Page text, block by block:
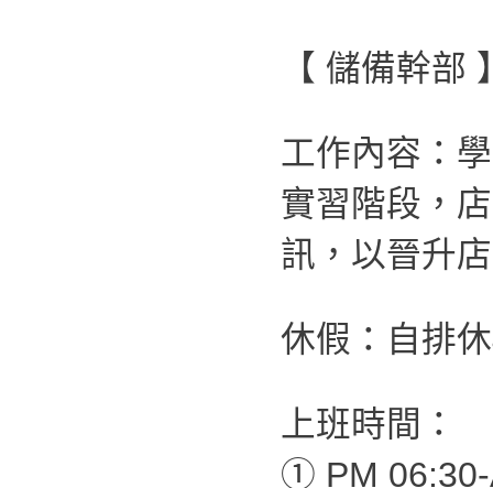
【 儲備幹部
工作內容：
實習階段，
訊，以晉升
休假：自排
上班時間：
① PM